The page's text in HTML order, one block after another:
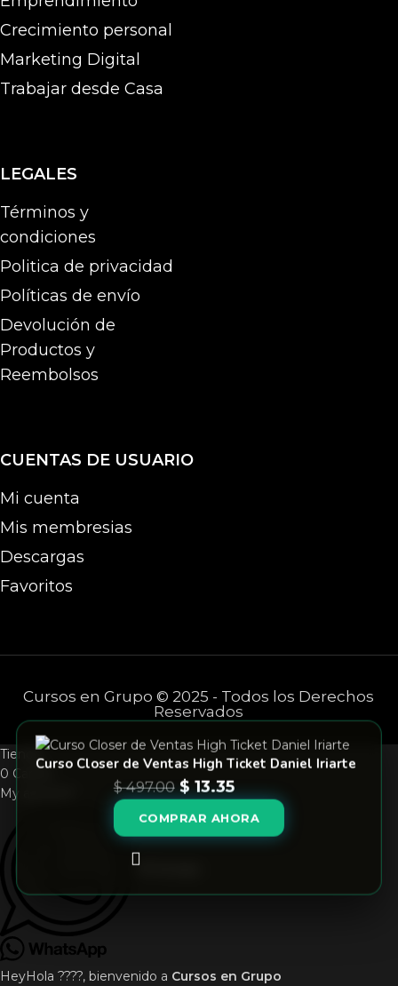
Crecimiento personal
Marketing Digital
Trabajar desde Casa
LEGALES
Términos y
condiciones
Politica de privacidad
Políticas de envío
Devolución de
Productos y
Reembolsos
CUENTAS DE USUARIO
Mi cuenta
Mis membresias
Descargas
Favoritos
Cursos en Grupo © 2025 - Todos los Derechos
Reservados
Tienda
0 Carrito
My account
Whatsapp
Curso Closer de Ventas High Ticket Daniel Iriarte
$497.00 $ 13.35
COMPRAR AHORA
HeyHola ????, bienvenido a Cursos en Grupo